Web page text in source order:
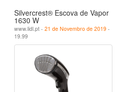
Silvercrest® Escova de Vapor
1630 W
www.lidl.pt - 21 de Novembro de 2019 -
19.99